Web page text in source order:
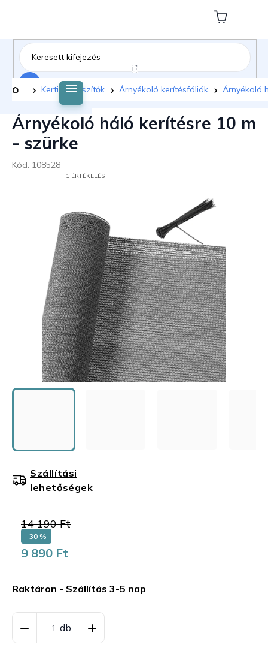
tartalomhoz
Kosár
Kezdőlap
Kerti kiegészítők Árnyékoló kerítésfóliák Árnyékoló
Árnyékoló háló kerítésre 10 m
- szürke
Kód: 108528
CSILLAG.
1 ÉRTÉKELÉS
14 190 Ft
–30 %
9 890 Ft
Raktáron - Szállítás 3-5 nap
Szállítási
lehetőségek